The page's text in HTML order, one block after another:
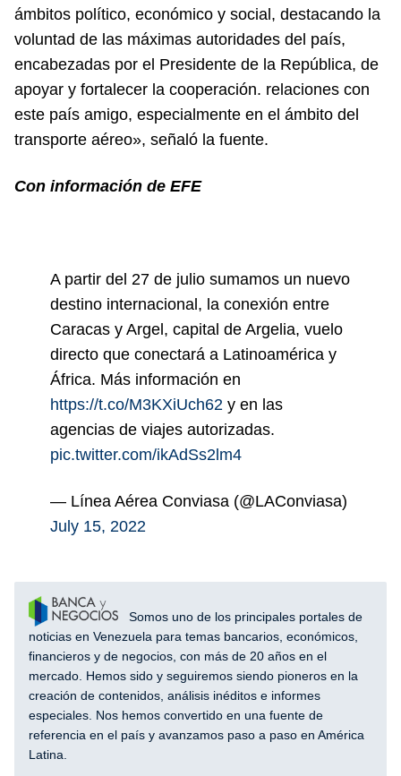
ámbitos político, económico y social, destacando la
voluntad de las máximas autoridades del país,
encabezadas por el Presidente de la República, de
apoyar y fortalecer la cooperación. relaciones con
este país amigo, especialmente en el ámbito del
transporte aéreo», señaló la fuente.
Con información de EFE
A partir del 27 de julio sumamos un nuevo
destino internacional, la conexión entre
Caracas y Argel, capital de Argelia, vuelo
directo que conectará a Latinoamérica y
África. Más información en
https://t.co/M3KXiUch62 y en las
agencias de viajes autorizadas.
pic.twitter.com/ikAdSs2lm4
— Línea Aérea Conviasa (@LAConviasa)
July 15, 2022
Somos uno de los principales portales de
noticias en Venezuela para temas bancarios, económicos,
financieros y de negocios, con más de 20 años en el
mercado. Hemos sido y seguiremos siendo pioneros en la
creación de contenidos, análisis inéditos e informes
especiales. Nos hemos convertido en una fuente de
referencia en el país y avanzamos paso a paso en América
Latina.